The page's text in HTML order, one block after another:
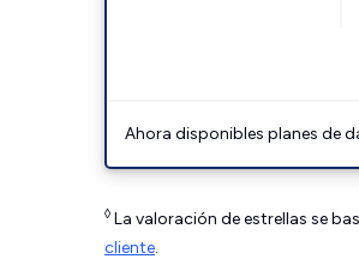
Ahora disponibles planes de
◊ La valoración de estrellas se
cliente.